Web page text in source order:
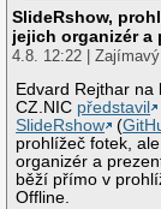
SlideRshow,
jejich organizér a
4.8. 12:22 |
Edvard Rejthar na
CZ.NIC představil
SlideRshow
(
prohlížeč fotek,
organizér a
běží přímo v
Offline.